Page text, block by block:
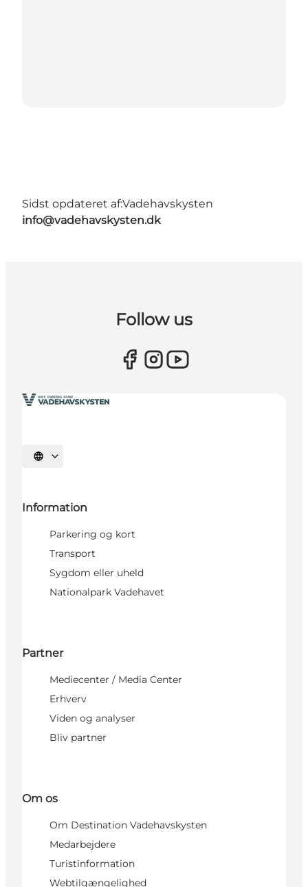
Sidst opdateret af:Vadehavskysten
info@vadehavskysten.dk
Follow us
Vælg sprog
Information
Parkering og kort
Transport
Sygdom eller uheld
Nationalpark Vadehavet
Partner
Mediecenter / Media Center
Erhverv
Viden og analyser
Bliv partner
Om os
Om Destination Vadehavskysten
Medarbejdere
Turistinformation
Webtilgængelighed